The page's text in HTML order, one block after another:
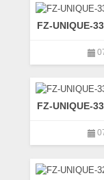
FZ-UNIQUE-
FZ-UNIQUE-